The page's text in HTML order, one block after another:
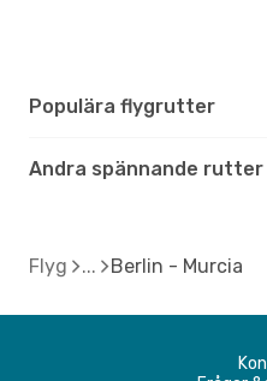
Populära flygrutter
Andra spännande rutter
Flyg Berlin - Murcia